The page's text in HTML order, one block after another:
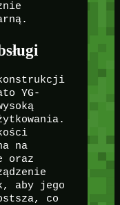
konstrukcji
YG-
na
oraz
aby jego
co